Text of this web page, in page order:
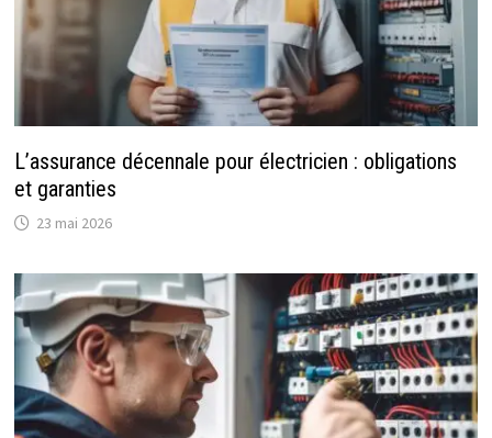
L’assurance décennale pour électricien : obligations
et garanties
23 mai 2026